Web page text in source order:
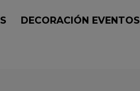
DECORACIÓN EVENTOS